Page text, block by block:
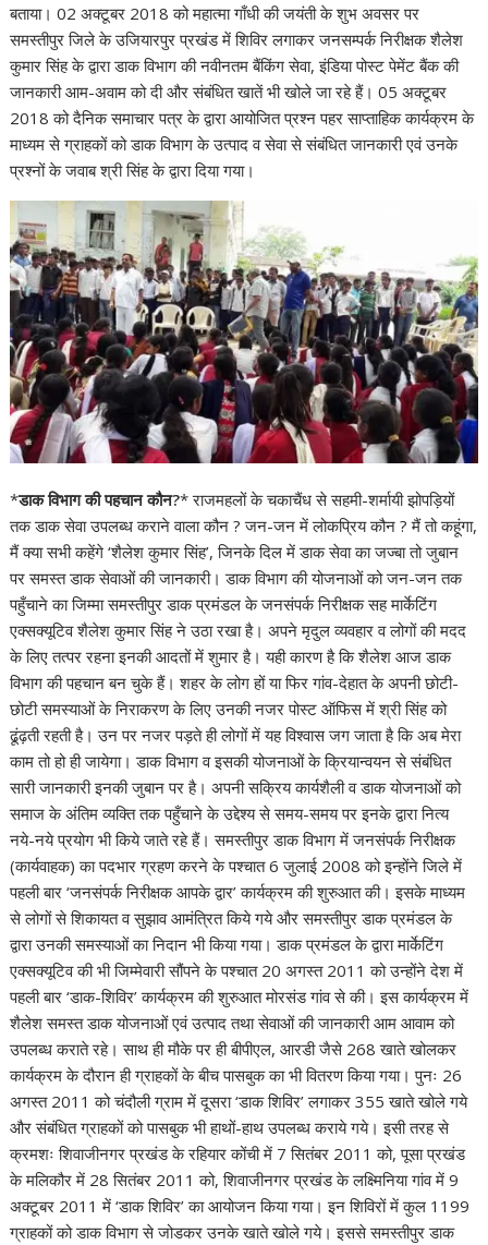
बताया। 02 अक्टूबर 2018 को महात्मा गाँधी की जयंती के शुभ अवसर पर
समस्तीपुर जिले के उजियारपुर प्रखंड में शिविर लगाकर जनसम्पर्क निरीक्षक शैलेश
कुमार सिंह के द्वारा डाक विभाग की नवीनतम बैंकिंग सेवा, इंडिया पोस्ट पेमेंट बैंक की
जानकारी आम-अवाम को दी और संबंधित खातें भी खोले जा रहे हैं। 05 अक्टूबर
2018 को दैनिक समाचार पत्र के द्वारा आयोजित प्रश्न पहर साप्ताहिक कार्यक्रम के
माध्यम से ग्राहकों को डाक विभाग के उत्पाद व सेवा से संबंधित जानकारी एवं उनके
प्रश्नों के जवाब श्री सिंह के द्वारा दिया गया।
*डाक विभाग की पहचान कौन?* राजमहलों के चकाचैंध से सहमी-शर्मायी झोपड़ियों
तक डाक सेवा उपलब्ध कराने वाला कौन ? जन-जन में लोकप्रिय कौन ? मैं तो कहूंगा,
मैं क्या सभी कहेंगे ‘शैलेश कुमार सिंह’, जिनके दिल में डाक सेवा का जज्बा तो जुबान
पर समस्त डाक सेवाओं की जानकारी। डाक विभाग की योजनाओं को जन-जन तक
पहुँचाने का जिम्मा समस्तीपुर डाक प्रमंडल के जनसंपर्क निरीक्षक सह मार्केटिंग
एक्सक्यूटिव शैलेश कुमार सिंह ने उठा रखा है। अपने मृदुल व्यवहार व लोगों की मदद
के लिए तत्पर रहना इनकी आदतों में शुमार है। यही कारण है कि शैलेश आज डाक
विभाग की पहचान बन चुके हैं। शहर के लोग हों या फिर गांव-देहात के अपनी छोटी-
छोटी समस्याओं के निराकरण के लिए उनकी नजर पोस्ट ऑफिस में श्री सिंह को
ढूंढ़ती रहती है। उन पर नजर पड़ते ही लोगों में यह विश्वास जग जाता है कि अब मेरा
काम तो हो ही जायेगा। डाक विभाग व इसकी योजनाओं के क्रियान्वयन से संबंधित
सारी जानकारी इनकी जुबान पर है। अपनी सक्रिय कार्यशैली व डाक योजनाओं को
समाज के अंतिम व्यक्ति तक पहुँचाने के उद्देश्य से समय-समय पर इनके द्वारा नित्य
नये-नये प्रयोग भी किये जाते रहे हैं। समस्तीपुर डाक विभाग में जनसंपर्क निरीक्षक
(कार्यवाहक) का पदभार ग्रहण करने के पश्चात 6 जुलाई 2008 को इन्होंने जिले में
पहली बार ‘जनसंपर्क निरीक्षक आपके द्वार’ कार्यक्रम की शुरुआत की। इसके माध्यम
से लोगों से शिकायत व सुझाव आमंत्रित किये गये और समस्तीपुर डाक प्रमंडल के
द्वारा उनकी समस्याओं का निदान भी किया गया। डाक प्रमंडल के द्वारा मार्केटिंग
एक्सक्यूटिव की भी जिम्मेवारी सौंपने के पश्चात 20 अगस्त 2011 को उन्होंने देश में
पहली बार ‘डाक-शिविर’ कार्यक्रम की शुरुआत मोरसंड गांव से की। इस कार्यक्रम में
शैलेश समस्त डाक योजनाओं एवं उत्पाद तथा सेवाओं की जानकारी आम आवाम को
उपलब्ध कराते रहे। साथ ही मौके पर ही बीपीएल, आरडी जैसे 268 खाते खोलकर
कार्यक्रम के दौरान ही ग्राहकों के बीच पासबुक का भी वितरण किया गया। पुनः 26
अगस्त 2011 को चंदौली ग्राम में दूसरा ‘डाक शिविर’ लगाकर 355 खाते खोले गये
और संबंधित ग्राहकों को पासबुक भी हाथों-हाथ उपलब्ध कराये गये। इसी तरह से
क्रमशः शिवाजीनगर प्रखंड के रहियार कोंची में 7 सितंबर 2011 को, पूसा प्रखंड
के मलिकौर में 28 सितंबर 2011 को, शिवाजीनगर प्रखंड के लक्ष्मिनिया गांव में 9
अक्टूबर 2011 में ‘डाक शिविर’ का आयोजन किया गया। इन शिविरों में कुल 1199
ग्राहकों को डाक विभाग से जोडकर उनके खाते खोले गये। इससे समस्तीपुर डाक